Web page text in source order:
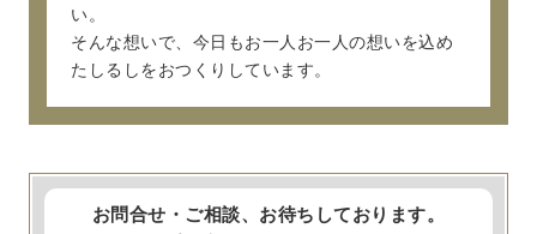
い。
そんな想いで、今日もお一人お一人の想いを込め
たしるしをおつくりしています。
お問合せ・ご相談、お待ちしております。